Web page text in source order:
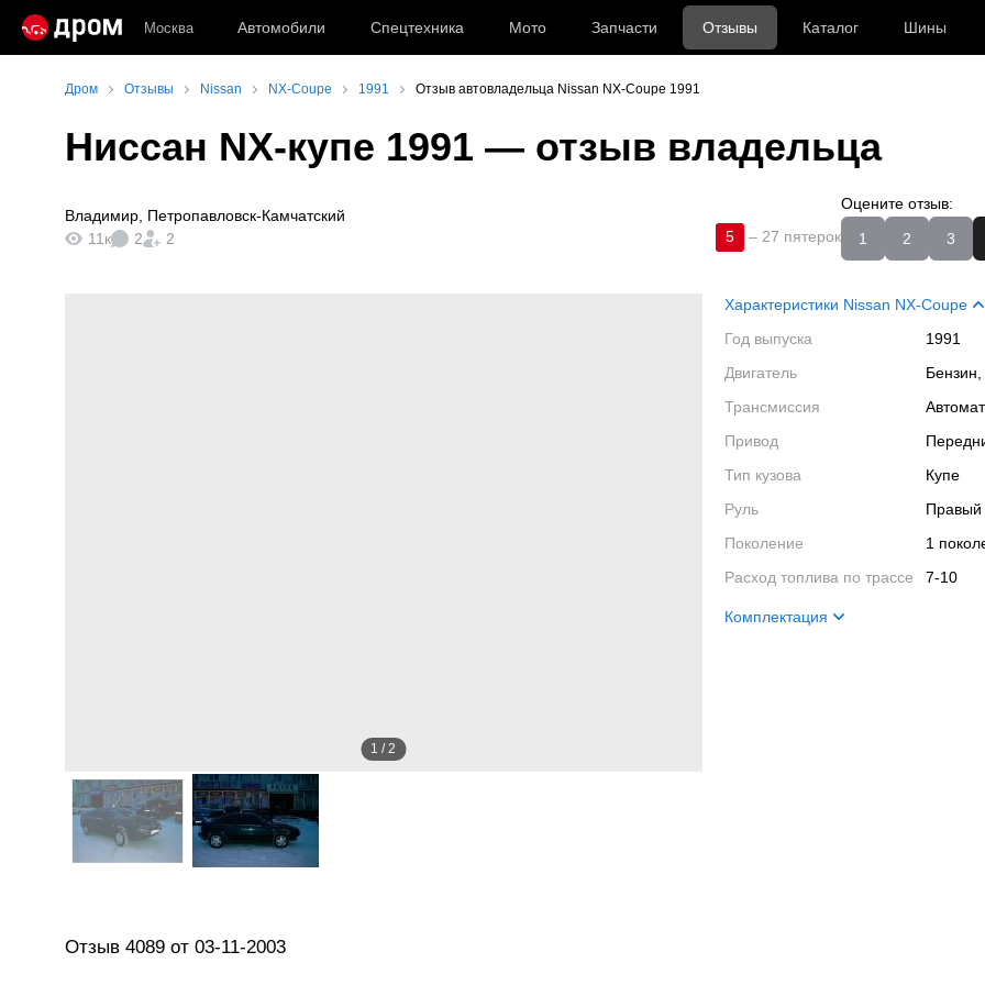
Москва Автомобили Спецтехника Мото Запчасти Отзывы Каталог Шины
Дром Отзывы Nissan NX-Coupe 1991 Отзыв автовладельца Nissan NX-Coupe 1991
Ниссан NX-купе 1991 — отзыв владельца
Владимир Петропавловск-Камчатский
11к
2 2 5 – 27 пятерок
Оцените отзыв:
1
2 3
1 /2
Характеристики Nissan NX-Coupe
Год выпуска
1991
Двигатель
Трансмиссия
Привод
Тип кузова
Купе
Руль
Правый
Поколение
1
Расход топлива по трассе
7-10
Комплектация
Отзыв 4089 от 03-11-2003